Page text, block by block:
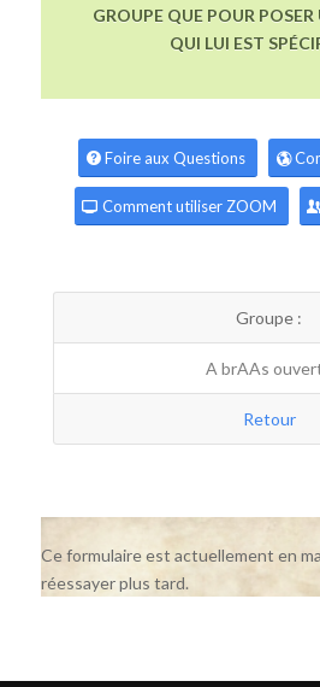
GROUPE QUE POUR
QUI LUI EST
Foire aux Questions
Comment utiliser ZOOM
Groupe :
A brAAs
Retour
Ce formulaire est actuellement en
réessayer plus tard.